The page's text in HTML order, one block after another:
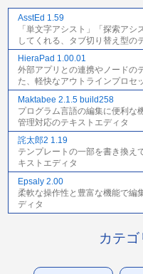
AsstEd 1.59
「単文字アシスト」「探索ア
してくれる、タブ切り替え型の
HieraPad 1.00.01
外部アプリとの連携やノードの
た、軽快なアウトラインプロセ
Maktabee 2.1.5 build258
プログラム言語の編集に便利な
管理対応のテキストエディタ
詫太郎2 1.19
テンプレートの一部を書き換え
キストエディタ
Epsaly 2.00
柔軟な操作性と豊富な機能で編
ディタ
カテ